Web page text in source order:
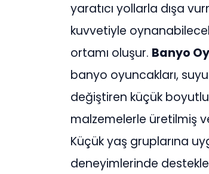
yaratıcı yollarla dışa
kuvvetiyle
ortamı oluşur. Banyo
banyo oyuncakları,
değiştiren küçük boyutlu
malzemelerle üretilmiş
Küçük yaş gruplarına
deneyimlerinde